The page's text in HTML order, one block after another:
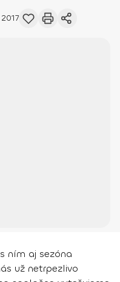
ním aj sezóna
už netrpezlivo